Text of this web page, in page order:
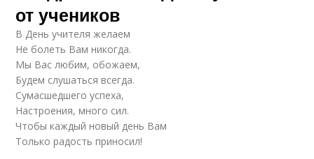
от учеников
В День учителя желаем
Не болеть Вам никогда.
Мы Вас любим, обожаем,
Будем слушаться всегда.
Сумасшедшего успеха,
Настроения, много сил.
Чтобы каждый новый день Вам
Только радость приносил!